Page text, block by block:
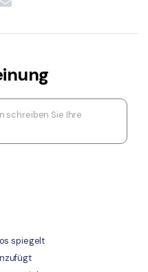
schreiben Sie Ihre
spiegelt